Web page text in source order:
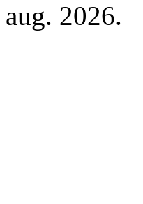
aug. 2026.